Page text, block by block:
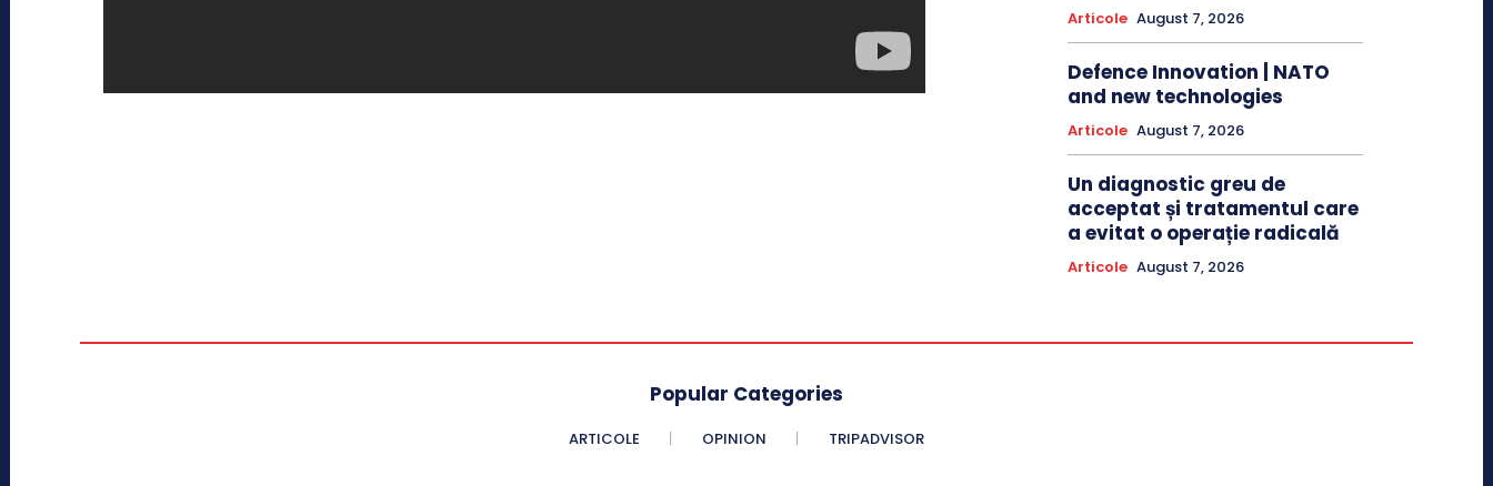
Articole August 7, 2026
Defence Innovation | NATO
and new technologies
Articole August 7, 2026
Un diagnostic greu de
acceptat și tratamentul care
a evitat o operație radicală
Articole August 7, 2026
Popular Categories
ARTICOLE OPINION TRIPADVISOR